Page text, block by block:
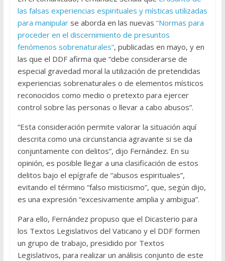
las falsas experiencias espirituales y místicas utilizadas
para manipularse aborda en las nuevas “Normas para
proceder en el discernimiento de presuntos
fenómenos sobrenaturales”, publicadas en mayo, y en
las que el DDF afirma que “debe considerarse de
especial gravedad moral la utilización de pretendidas
experiencias sobrenaturales o de elementos místicos
reconocidos como medio o pretexto para ejercer
control sobre las personas o llevar a cabo abusos”.
“Esta consideración permite valorar la situación aquí
descrita como una circunstancia agravante si se da
conjuntamente con delitos”, dijo Fernández. En su
opinión, es posible llegar a una clasificación de estos
delitos bajo el epígrafe de “abusos espirituales”,
evitando el término “falso misticismo”, que, según dijo,
es una expresión “excesivamente amplia y ambigua”.
Para ello, Fernández propuso que el Dicasterio para
los Textos Legislativos del Vaticano y el DDF formen
un grupo de trabajo, presidido por Textos
Legislativos, para realizar un análisis conjunto de este